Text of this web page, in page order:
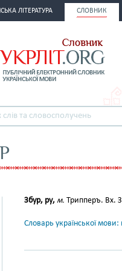
ЛІТЕРАТУРА СЛОВНИК
Збур, ру, м. Трипперъ. Вх.
Словарь української